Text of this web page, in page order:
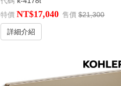
特價 NT$17,040 售價 $21,300
詳細介紹